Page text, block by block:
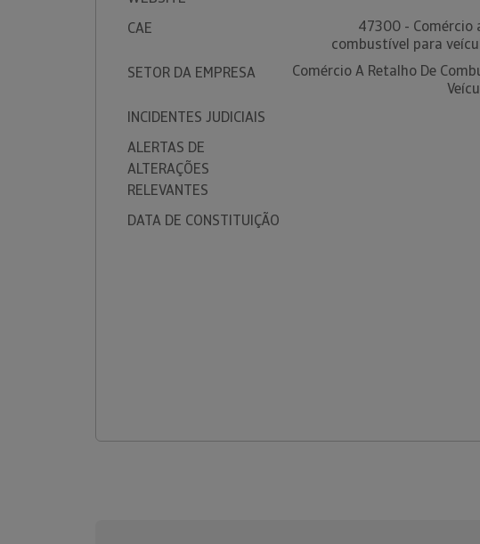
CAE
47300 - Comércio
combustível para
SETOR DA EMPRESA
Comércio A Retalho De
INCIDENTES JUDICIAIS
ALERTAS DE
ALTERAÇÕES
RELEVANTES
DATA DE CONSTITUIÇÃO